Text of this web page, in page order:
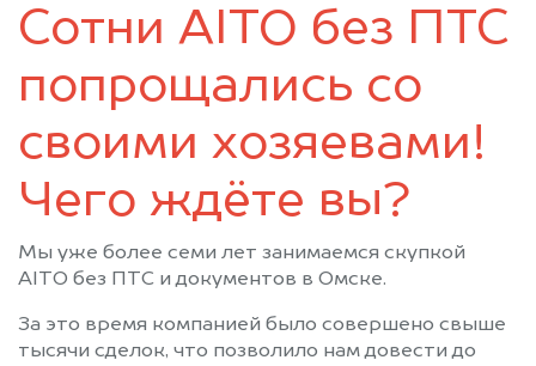
Усть-Ишим
Черлак
Сотни AITO без ПТС
попрощались со
своими хозяевами!
Чего ждёте вы?
Мы уже более семи лет занимаемся скупкой
AITO без ПТС и документов в Омске.
За это время компанией было совершено свыше
тысячи сделок, что позволило нам довести до